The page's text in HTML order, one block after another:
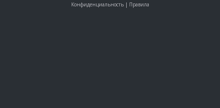
Конфиденциальность| Правила